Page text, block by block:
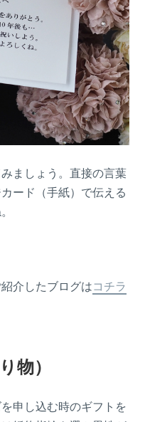
ましょう。直接の言葉
ード（手紙）で伝える
介したブログはコチラ
物）
申し込む時のギフトを